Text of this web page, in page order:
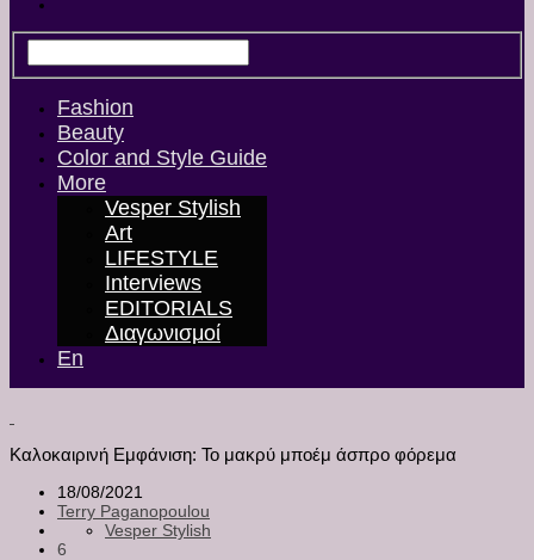
Fashion
Beauty
Color and Style Guide
More
Vesper Stylish
Art
LIFESTYLE
Interviews
EDITORIALS
Διαγωνισμοί
En
Καλοκαιρινή Εμφάνιση: Το μακρύ μποέμ άσπρο φόρεμα
18/08/2021
Terry Paganopoulou
Vesper Stylish
6